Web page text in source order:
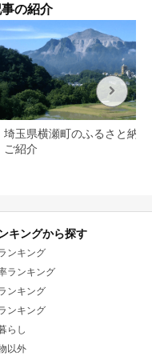
の紹介
埼玉県横瀬町のふるさと納税
ご紹介
キングから探す
ンキング
ランキング
ンキング
ンキング
らし
以外